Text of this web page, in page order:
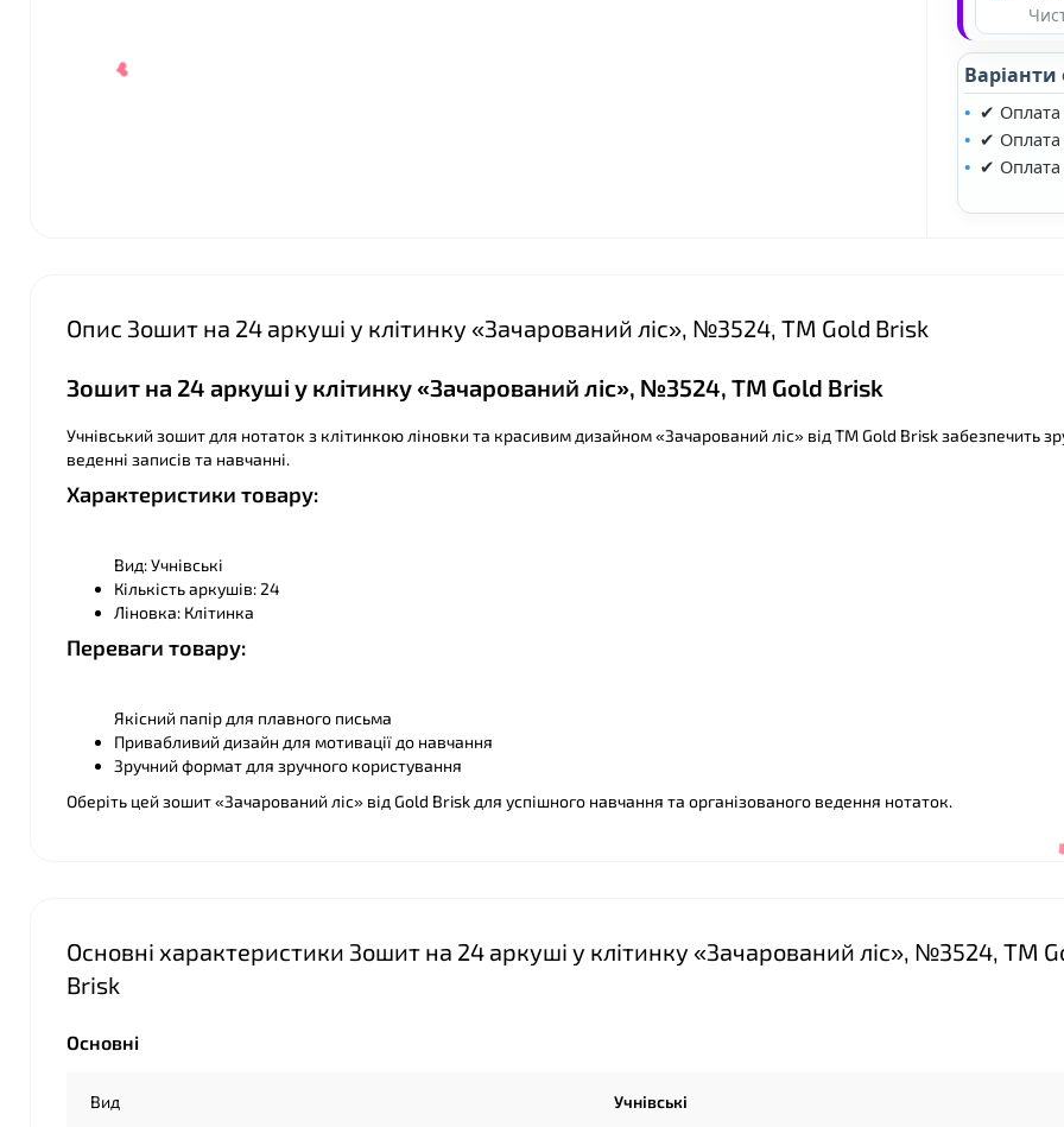
✔ Оплата
✔ Оплата
✔ Оплата
Опис Зошит на 24 аркуші у клітинку «Зачарований ліс», №3524, ТМ Gold Brisk
Зошит на 24 аркуші у клітинку «Зачарований ліс», №3524, ТМ Gold Brisk
Учнівський зошит для нотаток з клітинкою ліновки та красивим дизайном «Зачарований ліс» від ТМ Gold Brisk забезпечить
веденні записів та навчанні.
Характеристики товару:
Вид: Учнівські
Кількість аркушів: 24
Ліновка: Клітинка
Переваги товару:
Якісний папір для плавного письма
Привабливий дизайн для мотивації до навчання
Зручний формат для зручного користування
Оберіть цей зошит «Зачарований ліс» від Gold Brisk для успішного навчання та організованого ведення нотаток.
Основні характеристики Зошит на 24 аркуші у клітинку «Зачарований ліс», №3524, ТМ
Brisk
Основні
Вид Учнівські
❤